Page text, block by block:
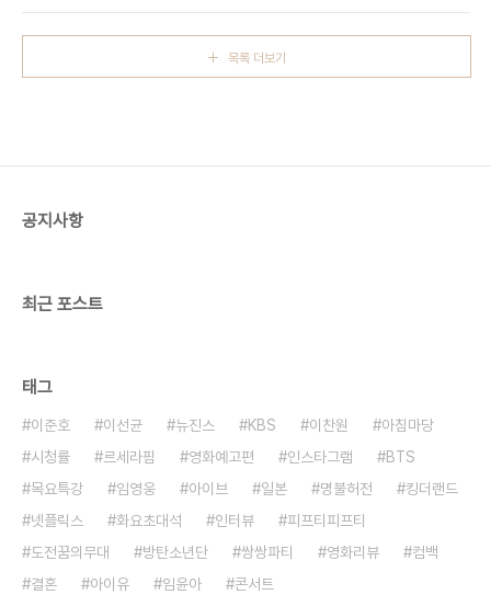
다"고 법적대응을 예고했다. 앞서 손승연과 전 소속
고 말한 녹취록을 입수했다고 보도했다. 보도에 따르
목록 더보기
공지사항
최근 포스트
태그
이준호 이선균 뉴진스 KBS 이찬원
아침마당
시청률
르세라핌 영화예고편 인스타그램
BTS
목요특강
임영웅 아이브 일본 명불허전
킹더랜드
넷플릭스
화요초대석 인터뷰
피프티피프티
도전꿈의무대
방탄소년단 쌍쌍파티 영화리뷰
컴백
결혼
아이유 임윤아 콘서트